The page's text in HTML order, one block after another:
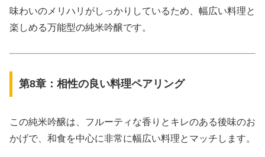
味わいのメリハリがしっかりしているため、幅広い料理と
楽しめる万能型の純米吟醸です。
第8章：相性の良い料理ペアリング
この純米吟醸は、フルーティな香りとキレのある後味のお
かげで、和食を中心に非常に幅広い料理とマッチします。